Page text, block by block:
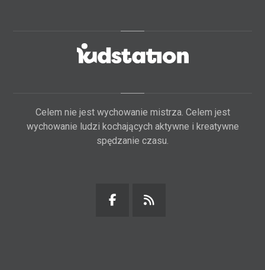
Celem nie jest wychowanie mistrza. Celem jest
wychowanie ludzi kochających aktywne i kreatywne
spędzanie czasu.